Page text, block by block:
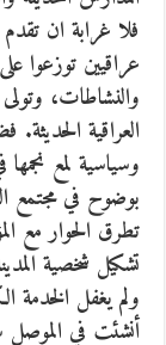
فلا غرابة ان
عراقيين توزعوا
والنشاطات،
العراقية
وسياسية لمع
بوضوح في مجتمع
تطرق الحوار مع
تشكيل شخصية
ولم يغفل الخدمة